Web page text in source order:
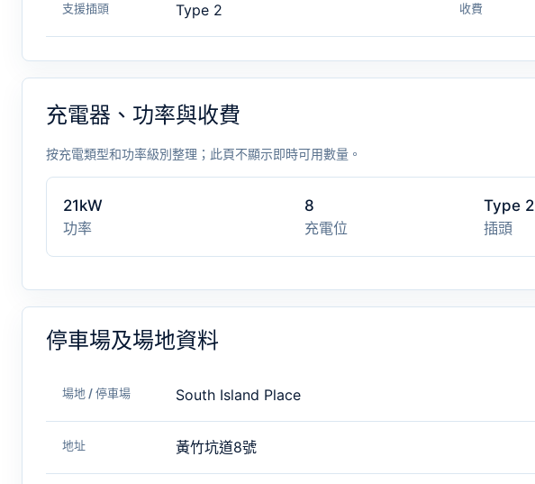
支援插頭 Type 2 收費
充電器、功率與收費
按充電類型和功率級別整理；此頁不顯示即時可用數量。
21kW
功率
8
充電位
Type 2
插頭
停車場及場地資料
場地 / 停車場 South Island Place
地址 黃竹坑道8號